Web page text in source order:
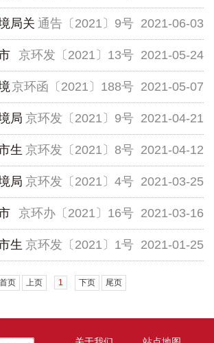
入全国碳市场的重点排...2021-06-03
通告〔2021〕9号
局关
第一批碳排放单位抽查... 2021-05-24
京环发〔2021〕13号
印发《2021年北京市大气...2021-05-07
京环函〔2021〕188号
北京市地方标准《建设项...2021-04-21
京环发〔2021〕9号
局
于提倡夏季夜间装卸油...2021-04-12
京环发〔2021〕8号
生
好2021年重点碳排放单...2021-03-25
京环发〔2021〕4号
局
于公布2020年度北京市...2021-03-16
京环办〔2021〕16号
室关于开展2021年度北京...2021-01-25
京环发〔2021〕1号
生
发《北京市生态环境保...
首页 上页 1 下页 尾页